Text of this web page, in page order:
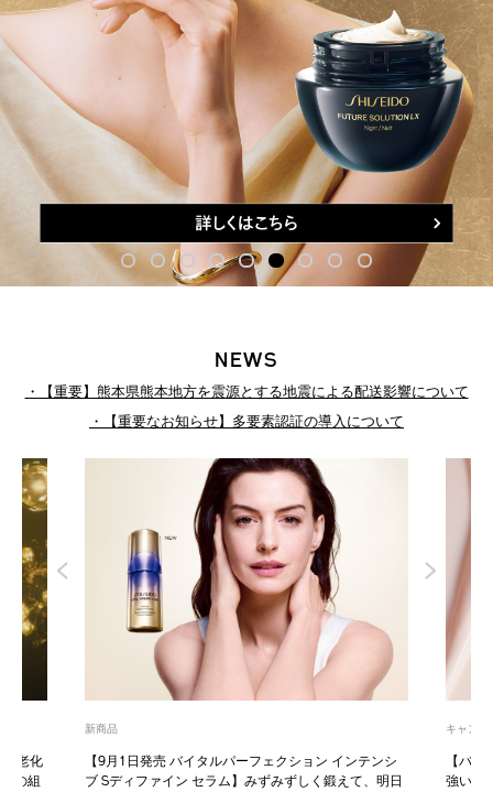
NEWS
・【重要】熊本県熊本地方を震源とする地震による配送影響について
・【重要なお知らせ】多要素認証の導入について
肌老化
の組
新商品
【9月1日発売 バイタルパーフェクション インテンシ
ブ Sディファイン セラム】みずみずしく鍛えて、明日
キャンペ
【バ
強い紫